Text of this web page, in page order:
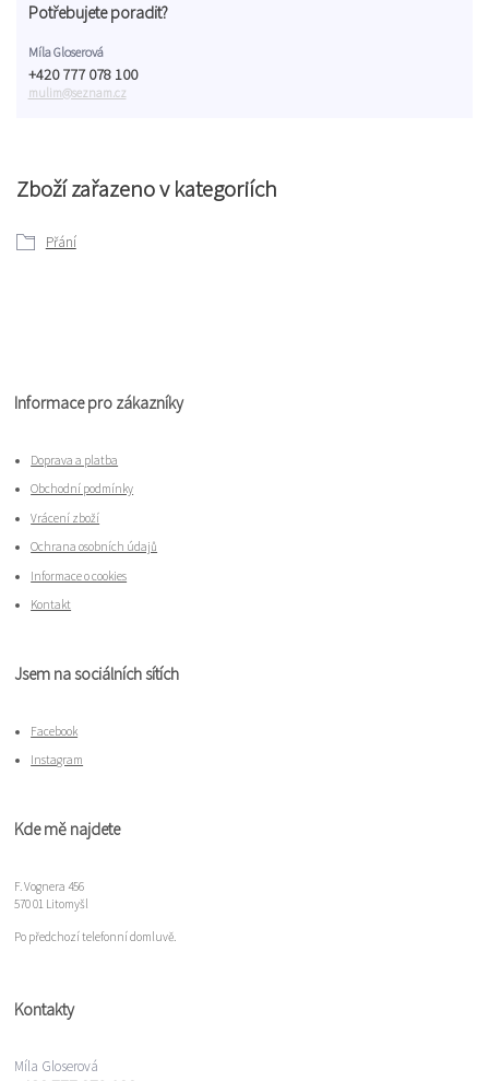
Zboží zařazeno v kategoriích
Přání
Potřebujete poradit?
Míla Gloserová
+420 777 078 100
mulim@seznam.cz
Informace pro zákazníky
Doprava a platba
Obchodní podmínky
Vrácení zboží
Ochrana osobních údajů
Informace o cookies
Kontakt
Jsem na sociálních sítích
Facebook
Instagram
Kde mě najdete
F. Vognera 456
570 01 Litomyšl
Po předchozí telefonní domluvě.
Kontakty
Míla Gloserová